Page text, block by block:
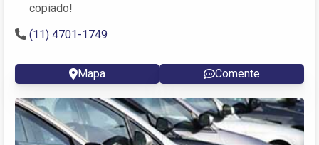
copiado!
(11) 4701-1749
Mapa Comente